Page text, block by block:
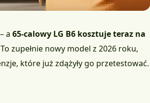
a 65-calowy LG B6 kosztuje teraz na
zupełnie nowy model z 2026 roku,
które już zdążyły go przetestować.